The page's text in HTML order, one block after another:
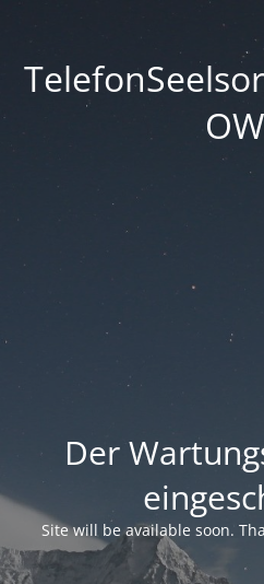
Der
Site will be available soon.